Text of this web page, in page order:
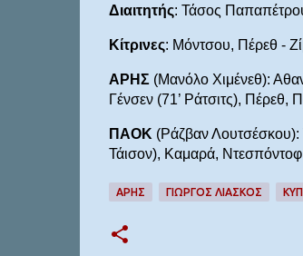
Διαιτητής: Τάσος
Κίτρινες: Μόντσου, Πέρεθ -
ΑΡΗΣ(Μανόλο Χιμένεθ):
Γένσεν (71’ Ράτσιτς),
ΠΑΟΚ (Ράζβαν Λουτσέσκου):
Τάισον), Καμαρά, Ντεσπόντοφ
ΑΡΗΣ ΓΙΩΡΓΟΣ ΛΙΑΣΚΟΣ